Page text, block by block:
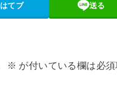
はてブ 送る
※ が付いている欄は必